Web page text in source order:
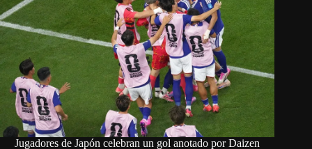
Jugadores de Japón celebran un gol anotado por Daizen